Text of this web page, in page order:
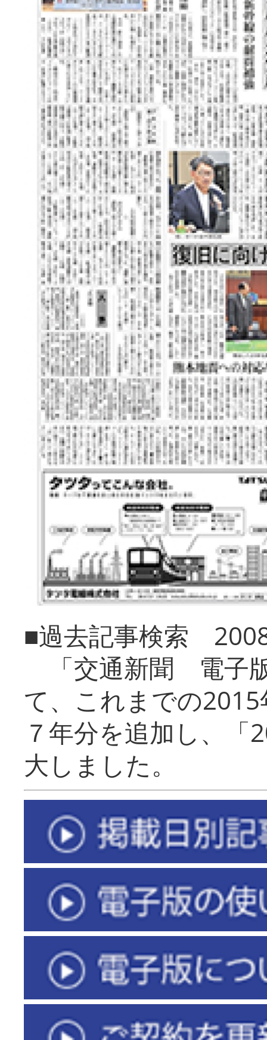
■過去記事検索
「交通新聞 電子
て、これまでの
７年分を追加し、「
大しまし